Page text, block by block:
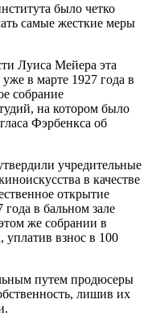
было четко
самые жесткие меры
Луиса Мейера эта
в марте 1927 года в
собрание
на котором было
Фэрбенкса об
учредительные
в качестве
открытие
года в бальном зале
же собрании в
уплатив взнос в 100
путем продюсеры
лишив их